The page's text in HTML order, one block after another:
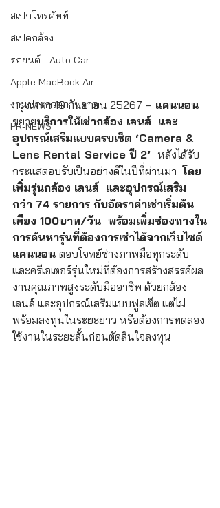
สเปกโทรศัพท์
สเปคกล้อง
รถยนต์ - Auto Car
Apple MacBook Air
งานประกวดภาพวาด
PR-NEWS
กรุงเทพฯ 19 กันยายน 25267 – แคนนอน
ขยายบริการให้เช่ากล้อง เลนส์  และ
อุปกรณ์เสริมแบบครบเซ็ต ‘Camera &
Lens Rental Service ปี 2’ หลังได้รับ
กระแสตอบรับเป็นอย่างดีในปีที่ผ่านมา โดย
เพิ่มรุ่นกล้อง เลนส์  และอุปกรณ์เสริม
กว่า 74 รายการ กับอัตราค่าเช่าเริ่มต้น
เพียง 100บาท/วัน  พร้อมเพิ่มช่องทางใน
การค้นหารุ่นที่ต้องการเช่าได้จากเว็บไซต์
แคนนอน ตอบโจทย์ช่างภาพมือทุกระดับ
และครีเอเตอร์รุ่นใหม่ที่ต้องการสร้างสรรค์ผล
งานคุณภาพสูงระดับมืออาชีพ ด้วยกล้อง
เลนส์ และอุปกรณ์เสริมแบบฟูลเซ็ต แต่ไม่
พร้อมลงทุนในระยะยาว หรือต้องการทดลอง
ใช้งานในระยะสั้นก่อนตัดสินใจลงทุน